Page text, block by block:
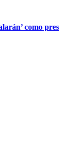
como